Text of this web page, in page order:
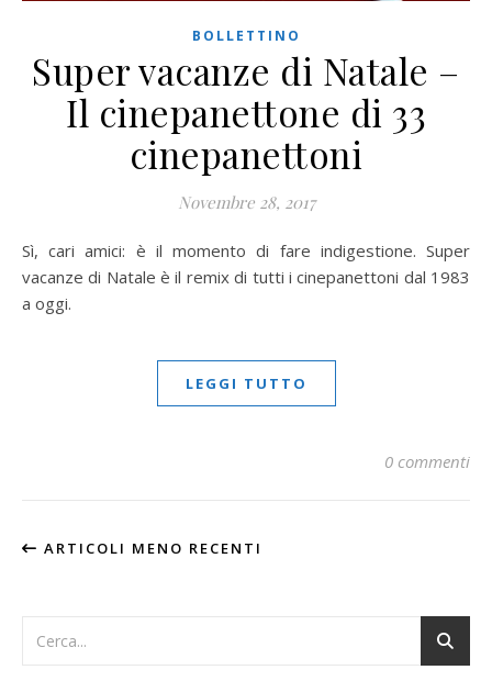
BOLLETTINO
Super vacanze di Natale –
Il cinepanettone di 33
cinepanettoni
Novembre 28, 2017
Sì, cari amici: è il momento di fare indigestione. Super
vacanze di Natale è il remix di tutti i cinepanettoni dal 1983
a oggi.
LEGGI TUTTO
0 commenti
ARTICOLI MENO RECENTI